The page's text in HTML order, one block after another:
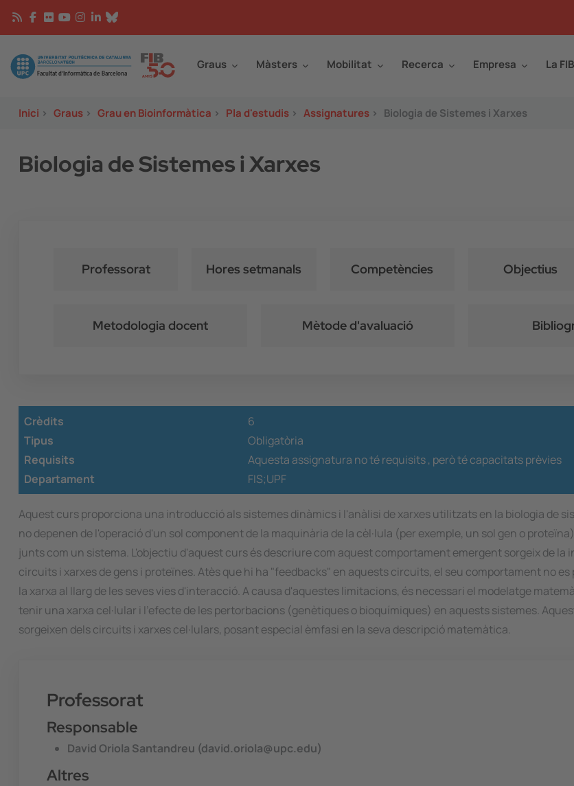
Vés al contingut
Image Graus Màsters Mobilitat Recerca Empresa La FIB
Inici > Graus > Grau en Bioinformàtica > Pla d'estudis > Assignatures > Biologia de Sistemes i Xarxes
Biologia de Sistemes i Xarxes
Professorat Hores setmanals Competències Objectius
Metodologia docent Mètode d'avaluació
Crèdits
6
Tipus
Obligatòria
Requisits
Aquesta assignatura no té requisits , però té capacitats prèvies
Departament
FIS;UPF
Aquest curs proporciona una introducció als sistemes dinàmics i l'anàlisi de xarxes utilitzats en la biologia de
no depenen de l'operació d'un sol component de la maquinària de la cèl·lula (per exemple, un sol gen o
junts com un sistema. L'objectiu d'aquest curs és descriure com aquest comportament emergent sorgeix de
circuits i xarxes de gens i proteïnes. Atès que hi ha "feedbacks" en aquests circuits, el seu comportament no
la xarxa al llarg de les seves vies d'interacció. A causa d'aquestes limitacions, és necessari el modelatge
tenir una xarxa cel·lular i l'efecte de les pertorbacions (genètiques o bioquímiques) en aquests sistemes.
sorgeixen dels circuits i xarxes cel·lulars, posant especial èmfasi en la seva descripció matemàtica.
Professorat
Responsable
David Oriola Santandreu (david.oriola@upc.edu)
Altres